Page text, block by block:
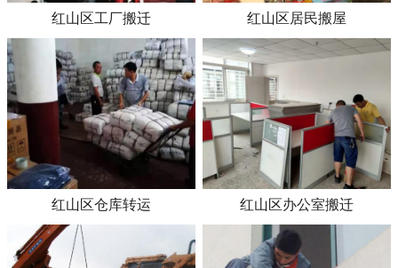
红山区工厂搬迁 红山区居民搬屋
红山区仓库转运 红山区办公室搬迁